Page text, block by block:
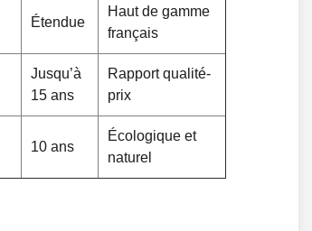
Étendue
Haut de gamme
français
Jusqu’à
15 ans
Rapport qualité-
prix
10 ans
Écologique et
naturel